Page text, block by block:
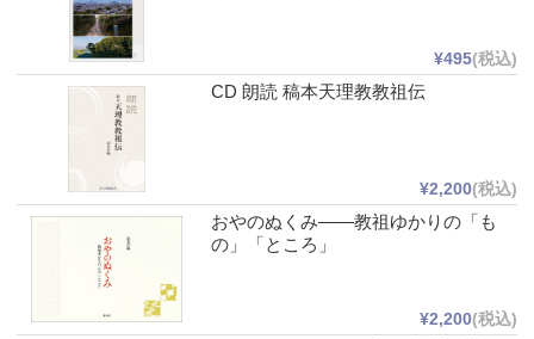
¥495(税込)
CD 朗読 稿本天理教教祖伝
¥2,200(税込)
おやのぬくみ――教祖ゆかりの「も
の」「ところ」
¥2,200(税込)